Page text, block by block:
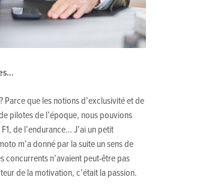
que les notions d’exclusivité et de
pilotes de l’époque, nous pouvions
de l’endurance… J’ai un petit
m’a donné par la suite un sens de
concurrents n’avaient peut-être pas
de la motivation, c’était la passion.